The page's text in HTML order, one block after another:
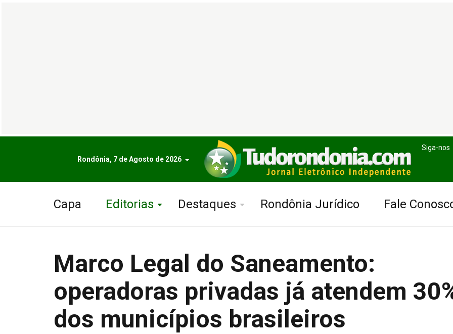
Rondônia, 7 de Agosto de 2026
Siga-nos
Capa Editorias Destaques Rondônia Jurídico Fale
Marco Legal do Saneamento:
operadoras privadas já atendem
dos municípios brasileiros